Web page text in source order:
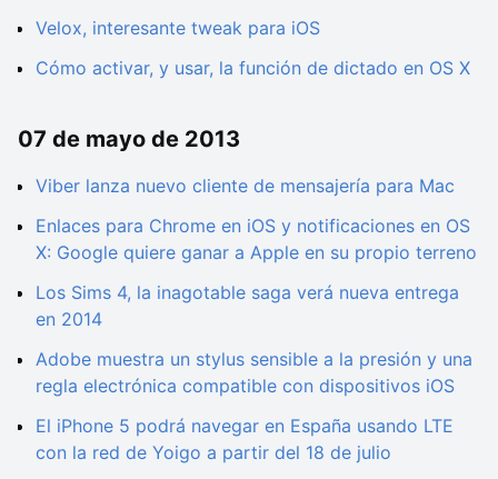
Velox, interesante tweak para iOS
Cómo activar, y usar, la función de dictado en OS X
07 de mayo de 2013
Viber lanza nuevo cliente de mensajería para Mac
Enlaces para Chrome en iOS y notificaciones en OS
X: Google quiere ganar a Apple en su propio terreno
Los Sims 4, la inagotable saga verá nueva entrega
en 2014
Adobe muestra un stylus sensible a la presión y una
regla electrónica compatible con dispositivos iOS
El iPhone 5 podrá navegar en España usando LTE
con la red de Yoigo a partir del 18 de julio